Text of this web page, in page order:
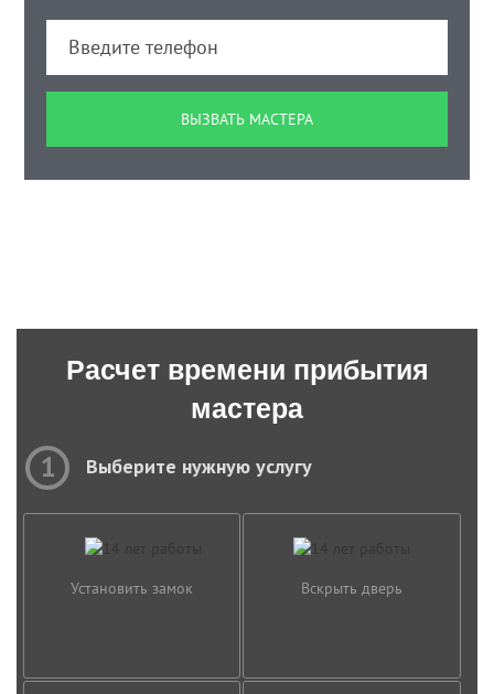
Расчет времени прибытия
мастера
1 Выберите нужную услугу
Установить замок Вскрыть дверь